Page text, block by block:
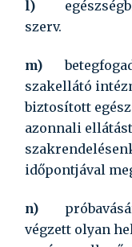
l)
szerv.
m)
szakellátó
biztosított
azonnali
időpontjával
n)
végzett olyan